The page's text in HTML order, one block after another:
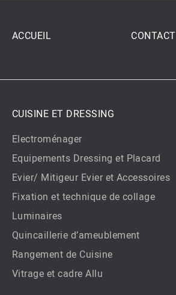
ACCUEIL CONTACT
CUISINE ET DRESSING
Electroménager
Equipements Dressing et Placard
Evier/ Mitigeur Evier et Accessoires
Fixation et technique de collage
Luminaires
Quincaillerie d’ameublement
Rangement de Cuisine
Vitrage et cadre Allu